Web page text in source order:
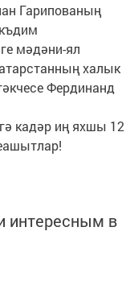
Гарипованың
мәдәни-ял
халык
Фердинанд
кадәр иң яхшы 12
интересным в